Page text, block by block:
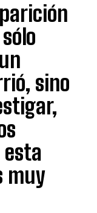
sino
muy